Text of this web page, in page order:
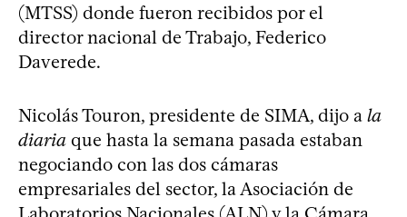
(MTSS) donde fueron recibidos por el
director nacional de Trabajo, Federico
Daverede.
Nicolás Touron, presidente de SIMA, dijo a la
diaria que hasta la semana pasada estaban
negociando con las dos cámaras
empresariales del sector, la Asociación de